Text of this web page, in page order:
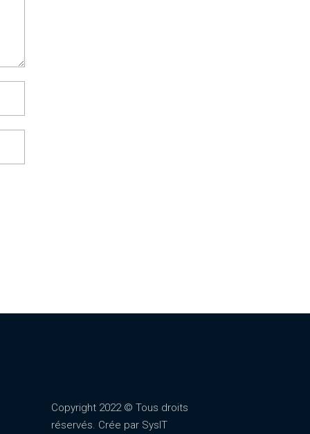
Copyright 2022 © Tous droits
réservés. Crée par SysIT